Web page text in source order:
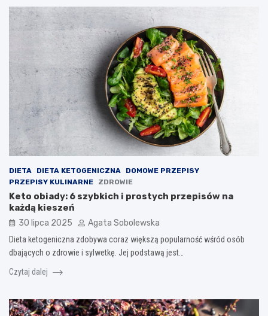
DIETA DIETA KETOGENICZNA
DOMOWE PRZEPISY
PRZEPISY KULINARNE
ZDROWIE
Keto obiady: 6 szybkich i prostych przepisów na
każdą kieszeń
30 lipca 2025 Agata Sobolewska
Dieta ketogeniczna zdobywa coraz większą popularność wśród osób
dbających o zdrowie i sylwetkę. Jej podstawą jest…
Czytaj dalej